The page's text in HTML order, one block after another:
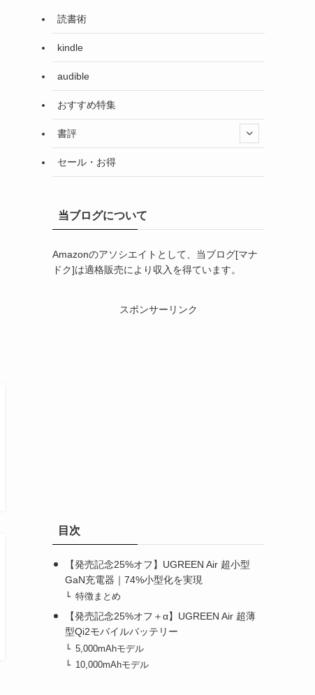
読書術
kindle
audible
おすすめ特集
書評
セール・お得
当ブログについて
Amazonのアソシエイトとして、当ブログ[マナ
ドク]は適格販売により収入を得ています。
スポンサーリンク
目次
【発売記念25%オフ】UGREEN Air 超小型
GaN充電器｜74%小型化を実現
特徴まとめ
【発売記念25%オフ＋α】UGREEN Air 超薄
型Qi2モバイルバッテリー
5,000mAhモデル
10,000mAhモデル